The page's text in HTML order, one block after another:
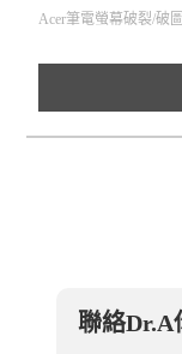
Acer筆電螢幕破裂/破
聯絡Dr.A